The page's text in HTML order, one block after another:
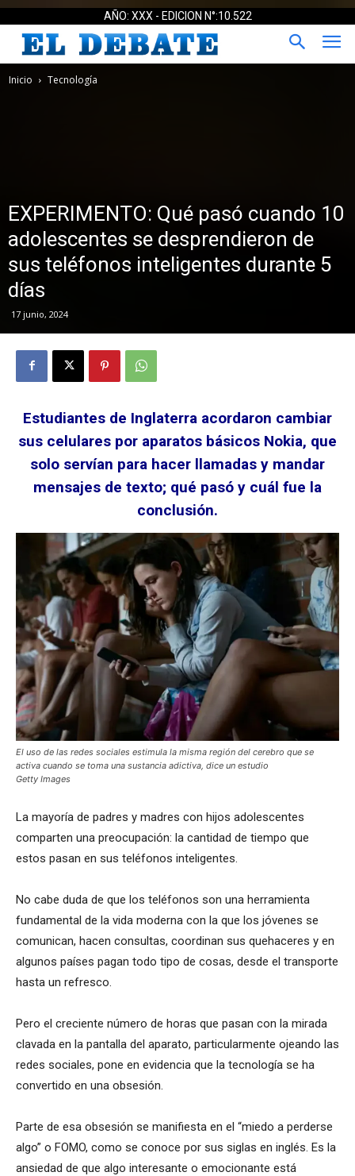
AÑO: XXX - EDICION N°:10.522
Inicio Tecnología
EXPERIMENTO: Qué pasó cuando 10
adolescentes se desprendieron de
sus teléfonos inteligentes durante 5
días
17 junio, 2024
Estudiantes de Inglaterra acordaron cambiar
sus celulares por aparatos básicos Nokia, que
solo servían para hacer llamadas y mandar
mensajes de texto; qué pasó y cuál fue la
conclusión.
El uso de las redes sociales estimula la misma región del cerebro que se
activa cuando se toma una sustancia adictiva, dice un estudio
Getty Images
La mayoría de padres y madres con hijos adolescentes
comparten una preocupación: la cantidad de tiempo que
estos pasan en sus teléfonos inteligentes.
No cabe duda de que los teléfonos son una herramienta
fundamental de la vida moderna con la que los jóvenes se
comunican, hacen consultas, coordinan sus quehaceres y en
algunos países pagan todo tipo de cosas, desde el transporte
hasta un refresco.
Pero el creciente número de horas que pasan con la mirada
clavada en la pantalla del aparato, particularmente ojeando las
redes sociales, pone en evidencia que la tecnología se ha
convertido en una obsesión.
Parte de esa obsesión se manifiesta en el “miedo a perderse
algo” o FOMO, como se conoce por sus siglas en inglés. Es la
ansiedad de que algo interesante o emocionante está